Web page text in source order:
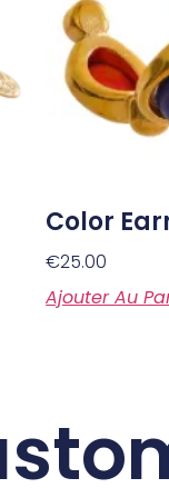
Color
€25.00
Ajouter Au